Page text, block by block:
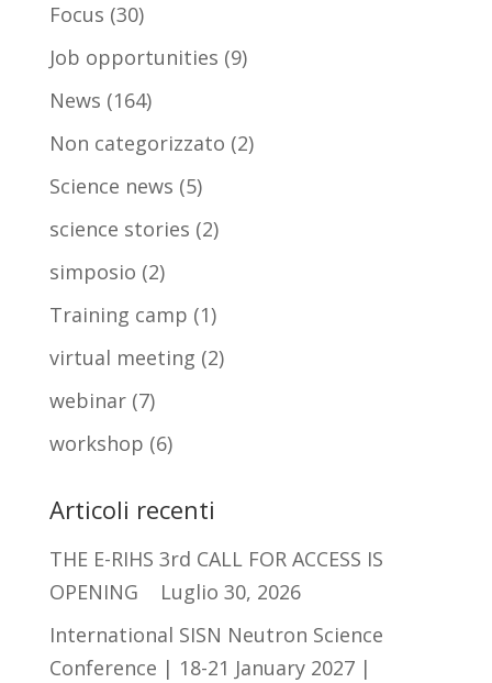
Focus (30)
Job opportunities (9)
News (164)
Non categorizzato (2)
Science news (5)
science stories (2)
simposio (2)
Training camp (1)
virtual meeting (2)
webinar(7)
workshop (6)
Articoli recenti
THE E-RIHS 3rd CALL FOR ACCESS IS
OPENING
Luglio 30, 2026
International SISN Neutron Science
Conference | 18-21 January 2027 |